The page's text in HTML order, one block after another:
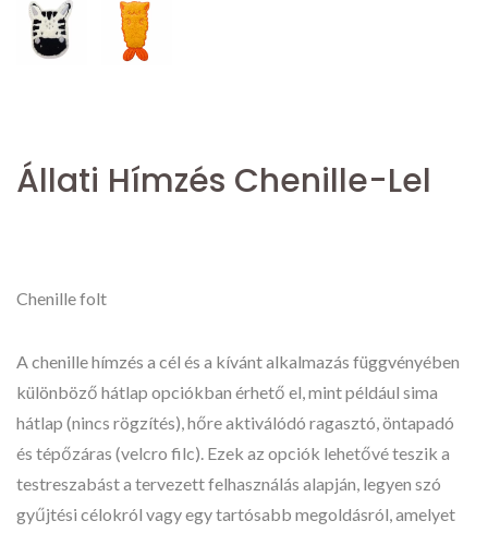
Állati Hímzés Chenille-Lel
Chenille folt
A chenille hímzés a cél és a kívánt alkalmazás függvényében
különböző hátlap opciókban érhető el, mint például sima
hátlap (nincs rögzítés), hőre aktiválódó ragasztó, öntapadó
és tépőzáras (velcro filc). Ezek az opciók lehetővé teszik a
testreszabást a tervezett felhasználás alapján, legyen szó
gyűjtési célokról vagy egy tartósabb megoldásról, amelyet